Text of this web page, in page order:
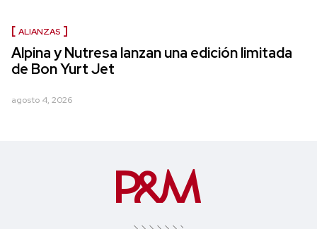
ALIANZAS
Alpina y Nutresa lanzan una edición limitada
de Bon Yurt Jet
agosto 4, 2026